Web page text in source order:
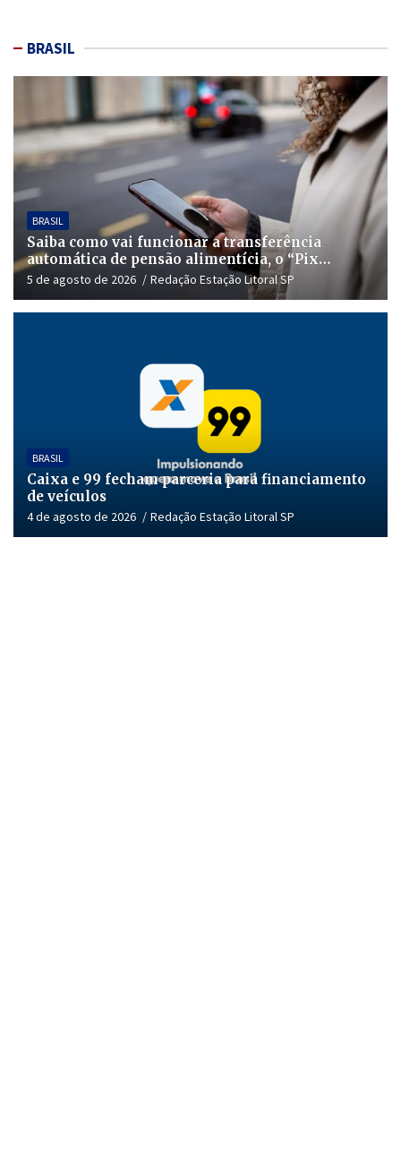
BRASIL
BRASIL
Saiba como vai funcionar a transferência
automática de pensão alimentícia, o “Pix
Pensão”
5 de agosto de 2026 Redação Estação Litoral SP
BRASIL
Caixa e 99 fecham parceria para financiamento
de veículos
4 de agosto de 2026 Redação Estação Litoral SP